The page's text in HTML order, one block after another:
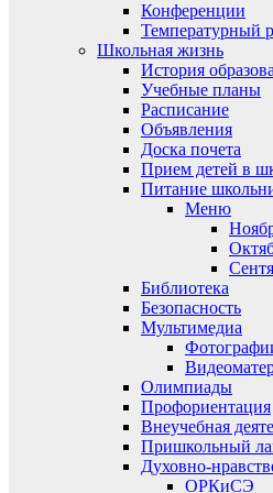
Конференции
Температурный
Школьная жизнь
История
Учебные планы
Расписание
Объявления
Доска почета
Прием детей в
Питание
Меню
Библиотека
Безопасность
Мультимедиа
Олимпиады
Профориентация
Внеучебная
Пришкольный
Духовно-
ОРКиСЭ